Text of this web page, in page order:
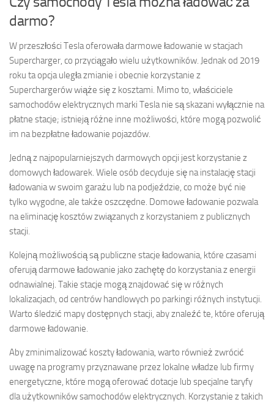
darmo?
W przeszłości Tesla oferowała darmowe ładowanie w stacjach
Supercharger, co przyciągało wielu użytkowników. Jednak od 2019
roku ta opcja uległa zmianie i obecnie korzystanie z
Superchargerów wiąże się z kosztami. Mimo to, właściciele
samochodów elektrycznych marki Tesla nie są skazani wyłącznie na
płatne stacje; istnieją różne inne możliwości, które mogą pozwolić
im na bezpłatne ładowanie pojazdów.
Jedną z najpopularniejszych darmowych opcji jest korzystanie z
domowych ładowarek. Wiele osób decyduje się na instalację stacji
ładowania w swoim garażu lub na podjeździe, co może być nie
tylko wygodne, ale także oszczędne. Domowe ładowanie pozwala
na eliminację kosztów związanych z korzystaniem z publicznych
stacji.
Kolejną możliwością są publiczne stacje ładowania, które czasami
oferują darmowe ładowanie jako zachętę do korzystania z energii
odnawialnej. Takie stacje mogą znajdować się w różnych
lokalizacjach, od centrów handlowych po parkingi różnych instytucji.
Warto śledzić mapy dostępnych stacji, aby znaleźć te, które oferują
darmowe ładowanie.
Aby zminimalizować koszty ładowania, warto również zwrócić
uwagę na programy przyznawane przez lokalne władze lub firmy
energetyczne, które mogą oferować dotacje lub specjalne taryfy
dla użytkowników samochodów elektrycznych. Korzystanie z takich